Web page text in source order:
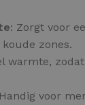
: Zorgt voor
zones.
warmte,
voor